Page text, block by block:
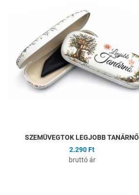
SZEMÜVEGTOK LEGJOBB TANÁRNŐ
2.290 Ft
bruttó ár